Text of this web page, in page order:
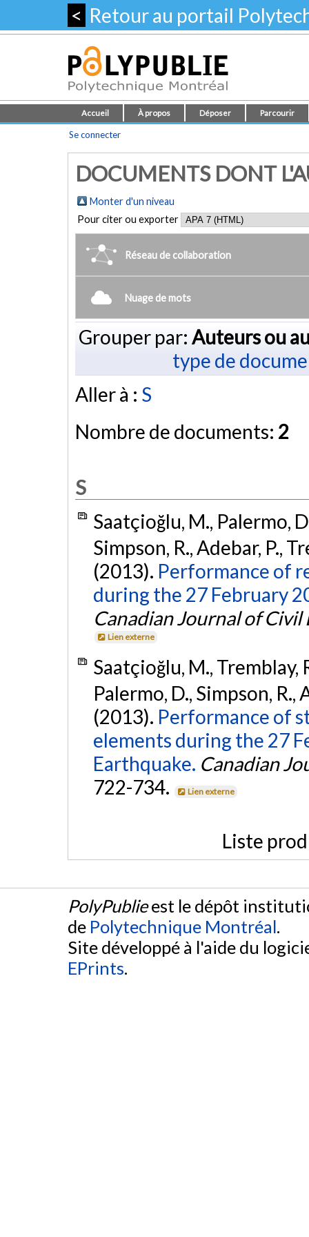
< Retour au portail
Accueil À propos Déposer Parcourir
Se connecter
DOCUMENTS DONT
Monter d'un niveau
Pour citer ou exporter
Réseau de collaboration
Nuage de mots
Grouper par: Auteurs ou
type de
Aller à : S
Nombre de documents: 2
S
Saatçioğlu, M., Palermo,
Simpson, R., Adebar, P.,
(2013). Performance of
during the 27 February
Canadian Journal of Civil
Lien externe
Saatçioğlu, M., Tremblay,
Palermo, D., Simpson, R.,
(2013). Performance of
elements during the 27
Earthquake. Canadian
722-734.
Lien externe
Liste
PolyPublieest le dépôt
de Polytechnique Montréal.
Site développé à l'aide du
EPrints.